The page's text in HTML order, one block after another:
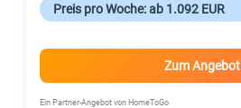
Preis pro Woche: ab 1.092 EUR
Zum Angebot
Ein Partner-Angebot von HomeToGo